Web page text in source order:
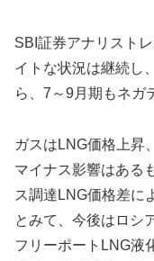
SBI証券アナリスト
イトな状況は継続し
ら、7～9月期もネガ
ガスはLNG価格上昇
マイナス影響はある
ス調達LNG価格差に
とみて、今後はロシ
フリーポートLNG液